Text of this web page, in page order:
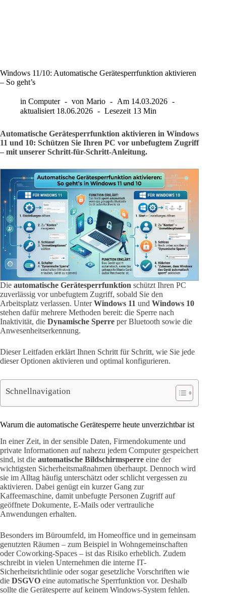
Windows 11/10: Automatische Gerätesperrfunktion aktivieren
– So geht’s
in Computer von Mario Am 14.03.2026
aktualisiert 18.06.2026 Lesezeit 13 Min
Automatische Gerätesperrfunktion aktivieren in Windows
11 und 10: Schützen Sie Ihren PC vor unbefugtem Zugriff
– mit unserer Schritt-für-Schritt-Anleitung.
Die automatische Gerätesperrfunktion schützt Ihren PC
zuverlässig vor unbefugtem Zugriff, sobald Sie den
Arbeitsplatz verlassen. UnterWindows 11 und Windows 10
stehen dafür mehrere Methoden bereit: die Sperre nach
Inaktivität, die Dynamische Sperre per Bluetooth sowie die
Anwesenheitserkennung.
Dieser Leitfaden erklärt Ihnen Schritt für Schritt, wie Sie jede
dieser Optionen aktivieren und optimal konfigurieren.
Schnellnavigation
Warum die automatische Gerätesperre heute unverzichtbar ist
In einer Zeit, in der sensible Daten, Firmendokumente und
private Informationen auf nahezu jedem Computer gespeichert
sind, ist die automatische Bildschirmsperre eine der
wichtigsten Sicherheitsmaßnahmen überhaupt. Dennoch wird
sie im Alltag häufig unterschätzt oder schlicht vergessen zu
aktivieren. Dabei genügt ein kurzer Gang zur
Kaffeemaschine, damit unbefugte Personen Zugriff auf
geöffnete Dokumente, E-Mails oder vertrauliche
Anwendungen erhalten.
Besonders im Büroumfeld, im Homeoffice und in gemeinsam
genutzten Räumen – zum Beispiel in Wohngemeinschaften
oder Coworking-Spaces – ist das Risiko erheblich. Zudem
schreibt in vielen Unternehmen die interne IT-
Sicherheitsrichtlinie oder sogar gesetzliche Vorschriften wie
die DSGVO eine automatische Sperrfunktion vor. Deshalb
sollte die Gerätesperre auf keinem Windows-System fehlen.